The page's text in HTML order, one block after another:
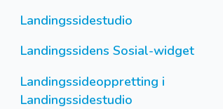
Landingssidestudio
Landingssidens Sosial-widget
Landingssideoppretting i
Landingssidestudio